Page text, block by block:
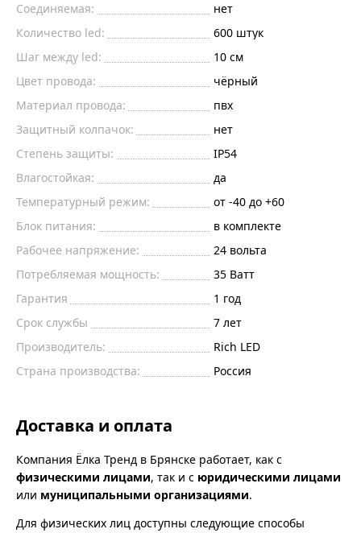
Соединяемая:
нет
Количество led:
600 штук
Шаг между led:
10 см
Цвет провода:
чёрный
Материал провода:
пвх
Защитный колпачок:
нет
Степень защиты:
IP54
Влагостойкая:
да
Температурный режим:
от -40 до +60
Блок питания:
в комплекте
Рабочее напряжение:
24 вольта
Потребляемая мощность:
35 Ватт
Гарантия
1 год
Срок службы
7 лет
Производитель:
Rich LED
Страна производства:
Россия
Доставка и оплата
Компания Ёлка Тренд в Брянске работает, как с
физическими лицами, так и с юридическими лицами
или муниципальными организациями.
Для физических лиц доступны следующие способы